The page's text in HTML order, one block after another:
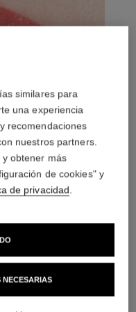
similares para
una experiencia
recomendaciones
nuestros partners.
obtener más
de cookies" y
de privacidad